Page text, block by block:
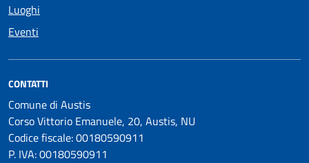
Luoghi
Eventi
CONTATTI
Comune di Austis
Corso Vittorio Emanuele, 20, Austis, NU
Codice fiscale: 00180590911
P. IVA: 00180590911